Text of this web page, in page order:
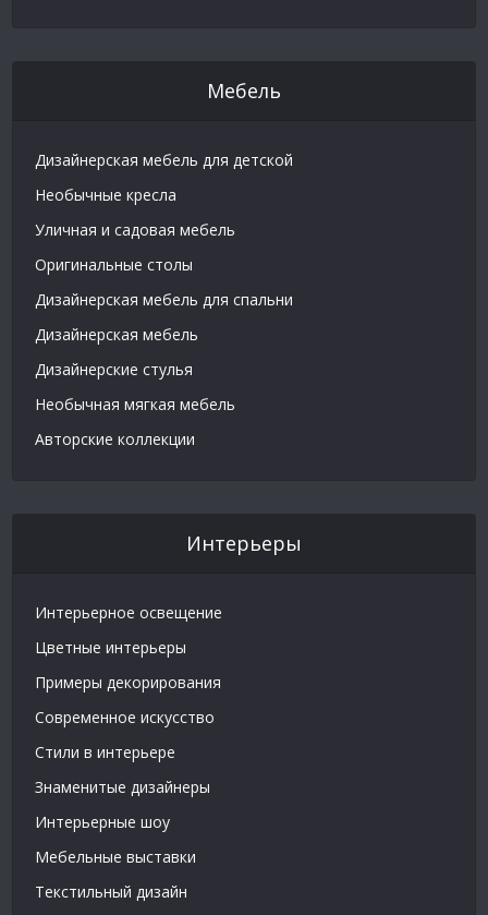
Мебель
Дизайнерская мебель для детской
Необычные кресла
Уличная и садовая мебель
Оригинальные столы
Дизайнерская мебель для спальни
Дизайнерская мебель
Дизайнерские стулья
Необычная мягкая мебель
Авторские коллекции
Интерьеры
Интерьерное освещение
Цветные интерьеры
Примеры декорирования
Современное искусство
Стили в интерьере
Знаменитые дизайнеры
Интерьерные шоу
Мебельные выставки
Текстильный дизайн